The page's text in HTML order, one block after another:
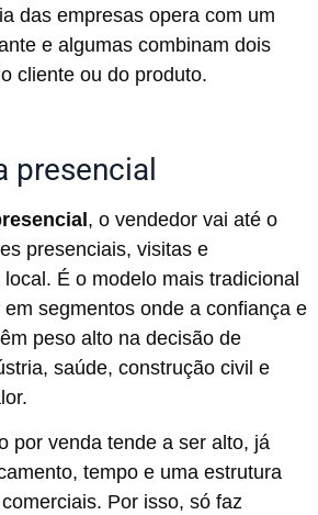
das empresas opera com um
e algumas combinam dois
cliente ou do produto.
presencial
, o vendedor vai até o
presenciais, visitas e
É o modelo mais tradicional
segmentos onde a confiança e
peso alto na decisão de
saúde, construção civil e
por venda tende a ser alto, já
tempo e uma estrutura
Por isso, só faz